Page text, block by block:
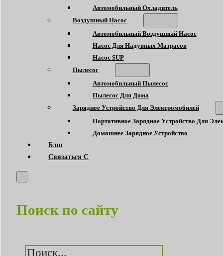
Автомобильный Охладитель
Воздушный Насос
Автомобильный Воздушный Насос
Насос Для Надувных Матрасов
Насос SUP
Пылесос
Автомобильный Пылесос
Пылесос Для Дома
Зарядное Устройство Для Электромобилей
Портативное Зарядное Устройство Для
Домашнее Зарядное Устройство
Блог
Связаться С
Поиск по сайту
Поиск